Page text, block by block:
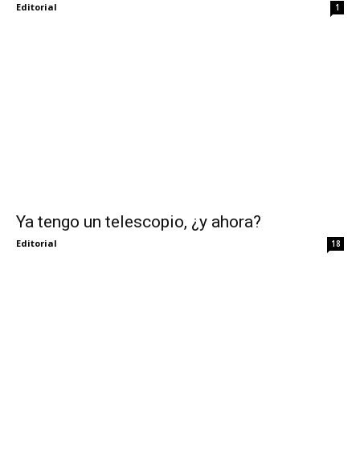
Editorial 1
Ya tengo un telescopio, ¿y ahora?
Editorial 18